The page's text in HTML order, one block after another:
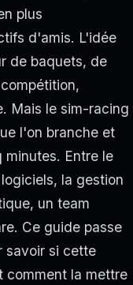
plus
d'amis. L'idée
de baquets, de
Mais le sim-racing
l'on branche et
minutes. Entre le
la gestion
un team
Ce guide passe
savoir si cette
comment la mettre